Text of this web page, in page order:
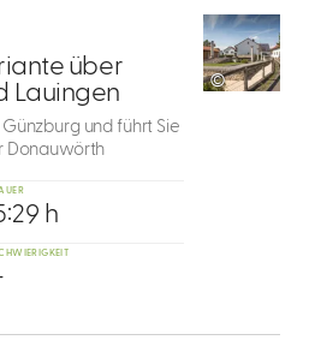
über
Lauingen
©
und führt Sie
Donauwörth
h